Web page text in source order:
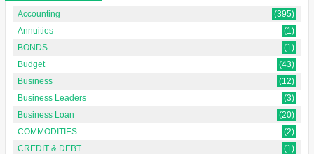
Accounting
(395)
Annuities
(1)
BONDS
(1)
Budget
(43)
Business
(12)
Business Leaders
(3)
Business Loan
(20)
COMMODITIES
(2)
CREDIT & DEBT
(1)